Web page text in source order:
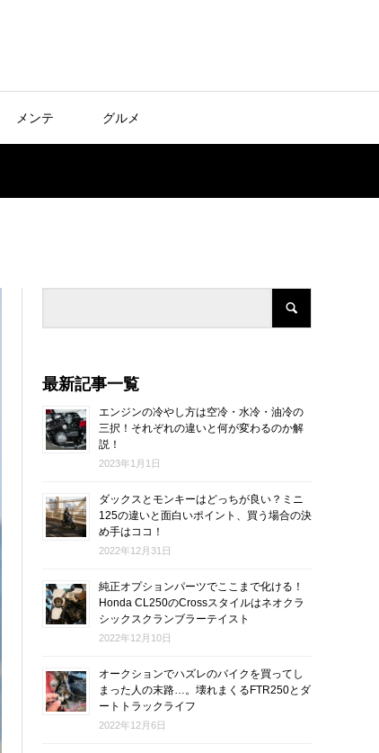
メンテ グルメ
最新記事一覧
エンジンの冷やし方は空冷・水冷・油冷の
三択！それぞれの違いと何が変わるのか解
説！
2023年1月1日
ダックスとモンキーはどっちが良い？ミニ
125の違いと面白いポイント、買う場合の決
め手はココ！
2022年12月31日
純正オプションパーツでここまで化ける！
Honda CL250のCrossスタイルはネオクラ
シックスクランブラーテイスト
2022年12月10日
オークションでハズレのバイクを買ってし
まった人の末路…。壊れまくるFTR250とダ
ートトラックライフ
2022年12月6日